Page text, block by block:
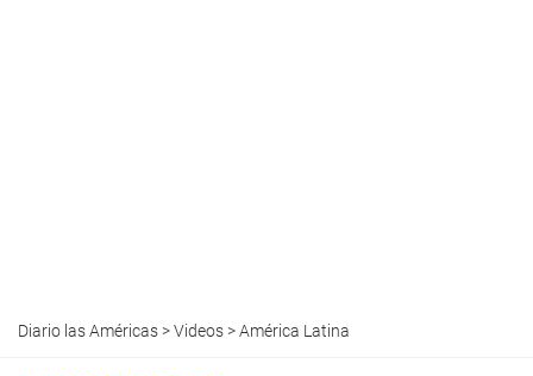
Diario las Américas>Videos>América Latina